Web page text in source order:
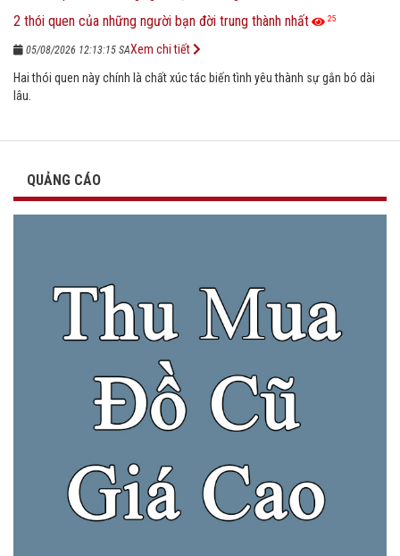
2 thói quen của những người bạn đời trung thành nhất 25
05/08/2026 12:13:15 SA
Hai thói quen này chính là chất xúc tác biến tình yêu thành sự gắn bó dài
lâu.
Xem chi tiết
QUẢNG CÁO